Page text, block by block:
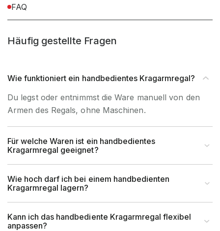
Regaltyp Kragarmregal Handbedient
Abrollsicherung im Kragarm integriert
Garantiezeit 10 Jahre
Brancheneignung
Holzhandel, Handwerk &
Werkstatt, Industrie &
Fertigung, Auto & Garage
Bedienart
für Handbedienung &
Montageart Schraubbar
FAQ
Häufig gestellte Fragen
Wie funktioniert ein handbedientes Kragarmregal?
Du legst oder entnimmst die Ware manuell von den
Armen des Regals, ohne Maschinen.
Für welche Waren ist ein handbedientes
Kragarmregal geeignet?
Wie hoch darf ich bei einem handbedienten
Kragarmregal lagern?
Kann ich das handbediente Kragarmregal flexibel
anpassen?